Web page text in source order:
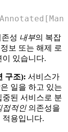
성 내부의 복잡
보 또는 해제 로
이 있습니다.
구조): 서비스가
일을 하고 있는
된 서비스로 분
접적인의존성을
적용입니다.